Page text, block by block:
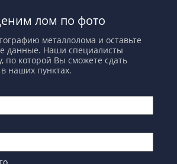
лом по фото
металлолома и оставьте
данные. Наши специалисты
по которой Вы сможете сдать
наших пунктах.